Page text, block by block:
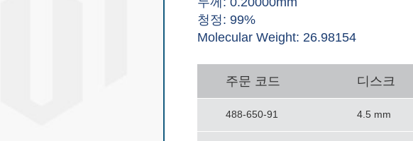
청정: 99%
Molecular Weight: 26.98154
주문 코드 디스크
488-650-91 4.5 mm